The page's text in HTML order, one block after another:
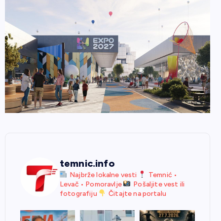
temnic.info
Najbrže lokalne vesti
Temnić •
Levač • Pomoravlje
Pošaljite vest ili
fotografiju
Čitajte na portalu